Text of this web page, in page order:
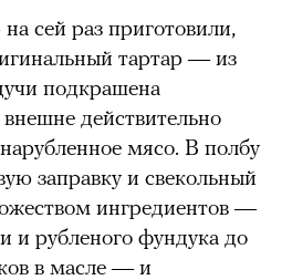
сей раз приготовили,
тартар — из
подкрашена
действительно
мясо. В полбу
заправку и свекольный
ингредиентов —
и рубленого фундука до
в масле — и